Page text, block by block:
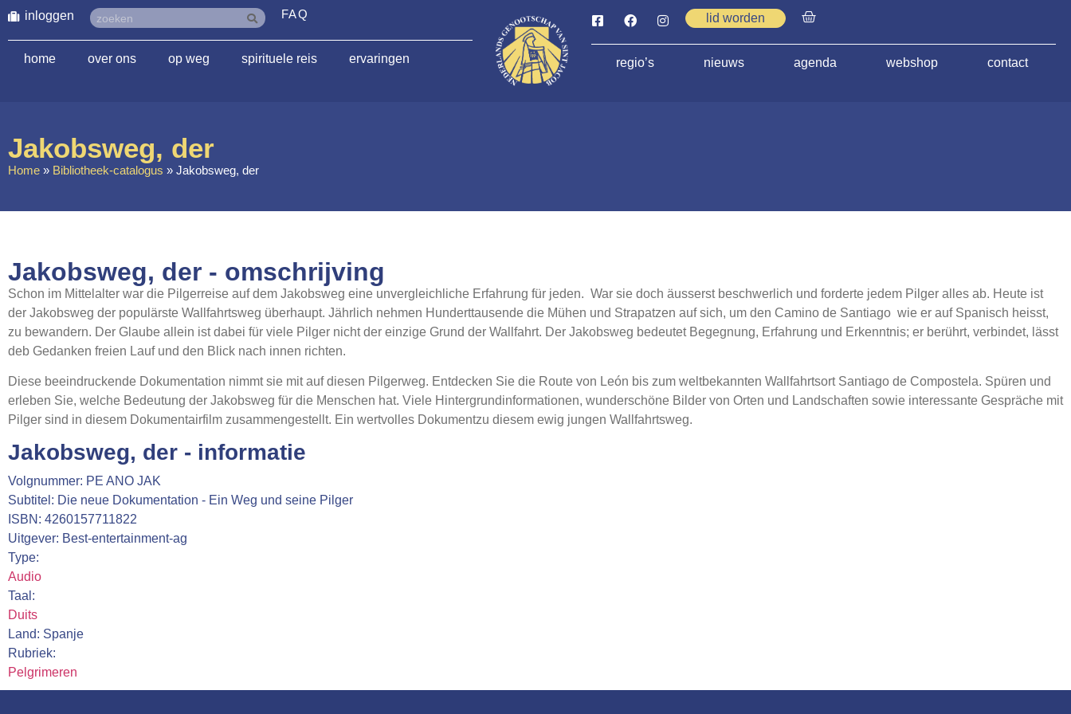
inloggen FAQ
home over ons op weg spirituele reis ervaringen
lid worden
regio’s nieuws agenda webshop contact
Jakobsweg, der
Home » Bibliotheek-catalogus » Jakobsweg, der
Jakobsweg, der - omschrijving
Schon im Mittelalter war die Pilgerreise auf dem Jakobsweg eine unvergleichliche Erfahrung für jeden. War sie doch äusserst beschwerlich und forderte jedem Pilger alles ab. Heute ist
der Jakobsweg der populärste Wallfahrtsweg überhaupt. Jährlich nehmen Hunderttausende die Mühen und Strapatzen auf sich, um den Camino de Santiago wie er auf Spanisch heisst,
zu bewandern. Der Glaube allein ist dabei für viele Pilger nicht der einzige Grund der Wallfahrt. Der Jakobsweg bedeutet Begegnung, Erfahrung und Erkenntnis; er berührt, verbindet, lässt
deb Gedanken freien Lauf und den Blick nach innen richten.
Diese beeindruckende Dokumentation nimmt sie mit auf diesen Pilgerweg. Entdecken Sie die Route von León bis zum weltbekannten Wallfahrtsort Santiago de Compostela. Spüren und
erleben Sie, welche Bedeutung der Jakobsweg für die Menschen hat. Viele Hintergrundinformationen, wunderschöne Bilder von Orten und Landschaften sowie interessante Gespräche mit
Pilger sind in diesem Dokumentairfilm zusammengestellt. Ein wertvolles Dokumentzu diesem ewig jungen Wallfahrtsweg.
Jakobsweg, der - informatie
Volgnummer: PE ANO JAK
Subtitel: Die neue Dokumentation - Ein Weg und seine Pilger
ISBN: 4260157711822
Uitgever: Best-entertainment-ag
Type:
Audio
Taal:
Duits
Land: Spanje
Rubriek:
Pelgrimeren